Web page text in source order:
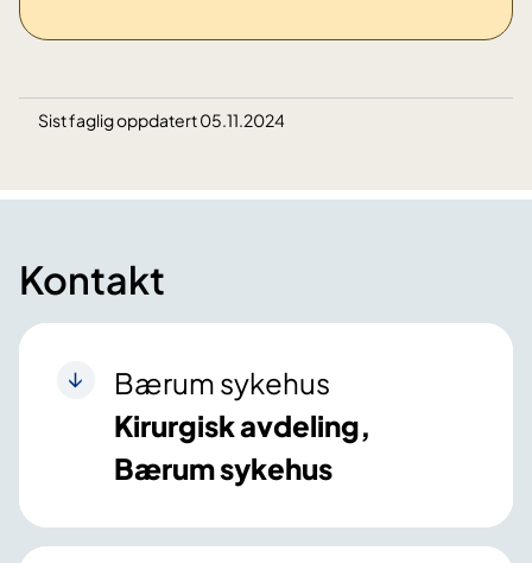
Sist faglig oppdatert 05.11.2024
Kontakt
Bærum sykehus
Kirurgisk avdeling,
Bærum sykehus